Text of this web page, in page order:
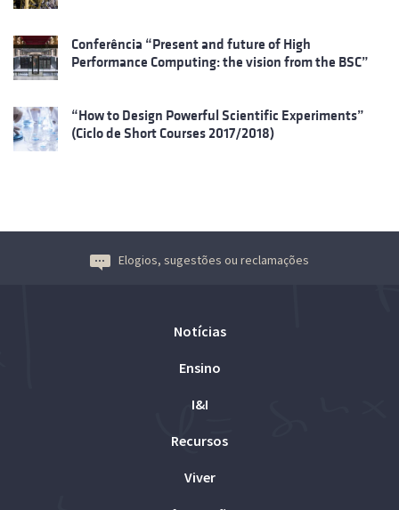
Conferência “Present and future of High
Performance Computing: the vision from the BSC”
“How to Design Powerful Scientific Experiments”
(Ciclo de Short Courses 2017/2018)
Elogios, sugestões ou reclamações
Notícias
Ensino
I&I
Recursos
Viver